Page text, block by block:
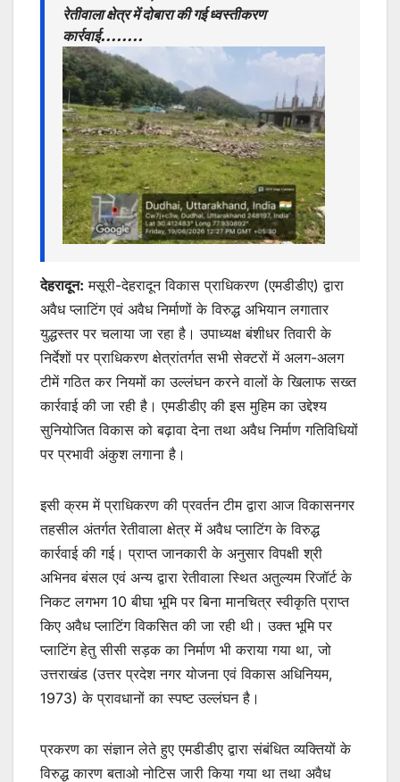
p
p
o
o
k
n
g
रेतीवाला क्षेत्र में दोबारा की गई ध्वस्तीकरण
कार्रवाई……..
देहरादून: मसूरी-देहरादून विकास प्राधिकरण (एमडीडीए) द्वारा
अवैध प्लाटिंग एवं अवैध निर्माणों के विरुद्ध अभियान लगातार
युद्धस्तर पर चलाया जा रहा है। उपाध्यक्ष बंशीधर तिवारी के
निर्देशों पर प्राधिकरण क्षेत्रांतर्गत सभी सेक्टरों में अलग-अलग
टीमें गठित कर नियमों का उल्लंघन करने वालों के खिलाफ सख्त
कार्रवाई की जा रही है। एमडीडीए की इस मुहिम का उद्देश्य
सुनियोजित विकास को बढ़ावा देना तथा अवैध निर्माण गतिविधियों
पर प्रभावी अंकुश लगाना है।
इसी क्रम में प्राधिकरण की प्रवर्तन टीम द्वारा आज विकासनगर
तहसील अंतर्गत रेतीवाला क्षेत्र में अवैध प्लाटिंग के विरुद्ध
कार्रवाई की गई। प्राप्त जानकारी के अनुसार विपक्षी श्री
अभिनव बंसल एवं अन्य द्वारा रेतीवाला स्थित अतुल्यम रिजॉर्ट के
निकट लगभग 10 बीघा भूमि पर बिना मानचित्र स्वीकृति प्राप्त
किए अवैध प्लाटिंग विकसित की जा रही थी। उक्त भूमि पर
प्लाटिंग हेतु सीसी सड़क का निर्माण भी कराया गया था, जो
उत्तराखंड (उत्तर प्रदेश नगर योजना एवं विकास अधिनियम,
1973) के प्रावधानों का स्पष्ट उल्लंघन है।
प्रकरण का संज्ञान लेते हुए एमडीडीए द्वारा संबंधित व्यक्तियों के
विरुद्ध कारण बताओ नोटिस जारी किया गया था तथा अवैध